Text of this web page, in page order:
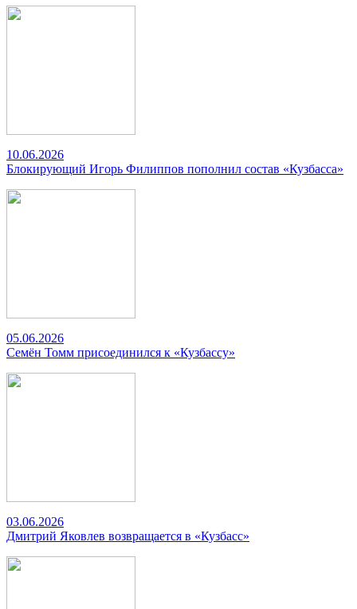
10.06.2026
Блокирующий Игорь Филиппов пополнил состав «Кузбасса»
05.06.2026
Семён Томм присоединился к «Кузбассу»
03.06.2026
Дмитрий Яковлев возвращается в «Кузбасс»